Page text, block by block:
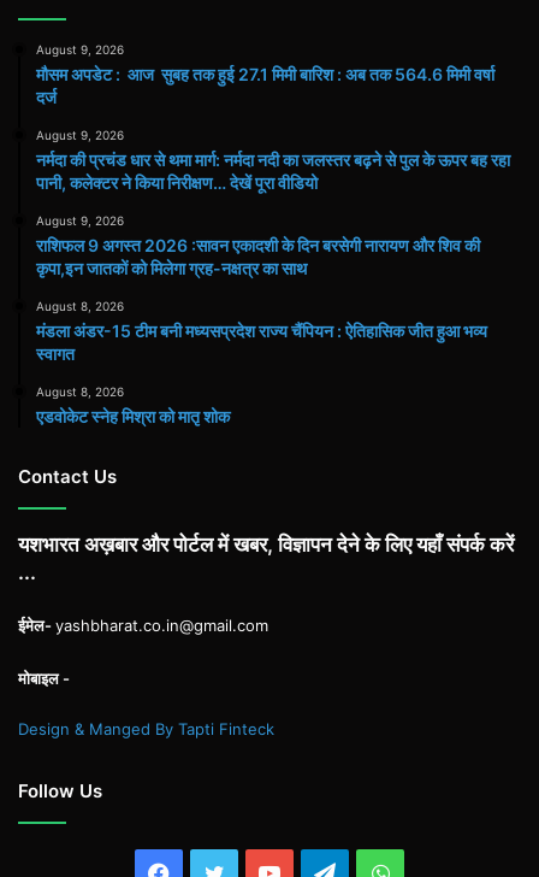
August 9, 2026
मौसम अपडेट : आज सुबह तक हुई 27.1 मिमी बारिश : अब तक 564.6 मिमी वर्षा
दर्ज
August 9, 2026
नर्मदा की प्रचंड धार से थमा मार्ग: नर्मदा नदी का जलस्तर बढ़ने से पुल के ऊपर बह रहा
पानी, कलेक्टर ने किया निरीक्षण… देखें पूरा वीडियो
August 9, 2026
राशिफल 9 अगस्त 2026 :सावन एकादशी के दिन बरसेगी नारायण और शिव की
कृपा,इन जातकों को मिलेगा ग्रह-नक्षत्र का साथ
August 8, 2026
मंडला अंडर-15 टीम बनी मध्यसप्रदेश राज्य चैंपियन : ऐतिहासिक जीत हुआ भव्य
स्वागत
August 8, 2026
एडवोकेट स्नेह मिश्रा को मातृ शोक
Contact Us
यशभारत अख़बार और पोर्टल में खबर, विज्ञापन देने के लिए यहाँ संपर्क करें
...
ईमेल-yashbharat.co.in@gmail.com
मोबाइल -
Design & Manged By Tapti Finteck
Follow Us
Facebook
TwitterYouTubeTelegramWhatsApp